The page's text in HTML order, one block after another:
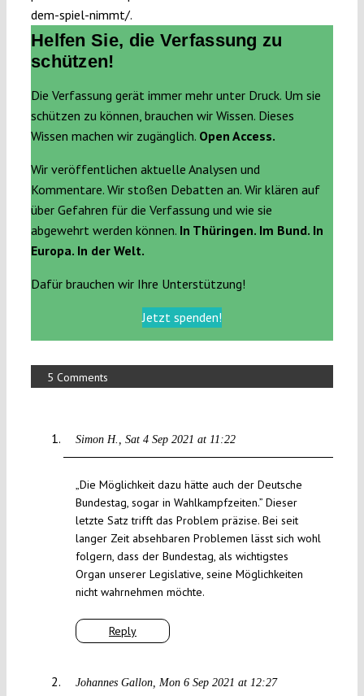
dem-spiel-nimmt/.
Helfen Sie, die Verfassung zu
schützen!
Die Verfassung gerät immer mehr unter Druck. Um sie
schützen zu können, brauchen wir Wissen. Dieses
Wissen machen wir zugänglich. Open Access.
Wir veröffentlichen aktuelle Analysen und
Kommentare. Wir stoßen Debatten an. Wir klären auf
über Gefahren für die Verfassung und wie sie
abgewehrt werden können. In Thüringen. Im Bund. In
Europa. In der Welt.
Dafür brauchen wir Ihre Unterstützung!
Jetzt spenden!
5 Comments
Simon H. Sat 4 Sep 2021 at 11:22
Reply
„Die Möglichkeit dazu hätte auch der Deutsche
Bundestag, sogar in Wahlkampfzeiten.” Dieser
letzte Satz trifft das Problem präzise. Bei seit
langer Zeit absehbaren Problemen lässt sich wohl
folgern, dass der Bundestag, als wichtigstes
Organ unserer Legislative, seine Möglichkeiten
nicht wahrnehmen möchte.
Johannes Gallon Mon 6 Sep 2021 at 12:27